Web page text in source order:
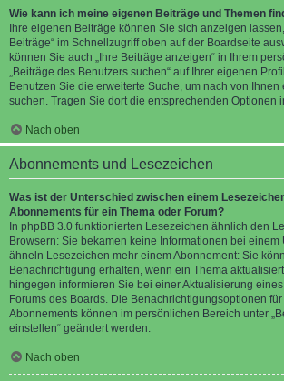
Wie kann ich meine eigenen Beiträge und Themen
Ihre eigenen Beiträge können Sie sich anzeigen
Beiträge“ im Schnellzugriff oben auf der Boardseite
können Sie auch „Ihre Beiträge anzeigen“ in Ihrem
„Beiträge des Benutzers suchen“ auf Ihrer eigenen
Benutzen Sie die erweiterte Suche, um nach von Ihnen
suchen. Tragen Sie dort die entsprechenden Optionen
Nach oben
Abonnements und Lesezeichen
Was ist der Unterschied zwischen einem
Abonnements für ein Thema oder Forum?
In phpBB 3.0 funktionierten Lesezeichen ähnlich den
Browsern: Sie bekamen keine Informationen bei einem
ähneln Lesezeichen mehr einem Abonnement: Sie
Benachrichtigung erhalten, wenn ein Thema
hingegen informieren Sie bei einer Aktualisierung
Forums des Boards. Die Benachrichtigungsoptionen
Abonnements können im persönlichen Bereich unter
einstellen“ geändert werden.
Nach oben